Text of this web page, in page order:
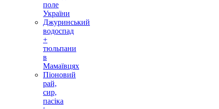
поле
України
Джуринський
водоспад
+
тюльпани
в
Мамаївцях
Піоновий
рай,
сир,
пасіка